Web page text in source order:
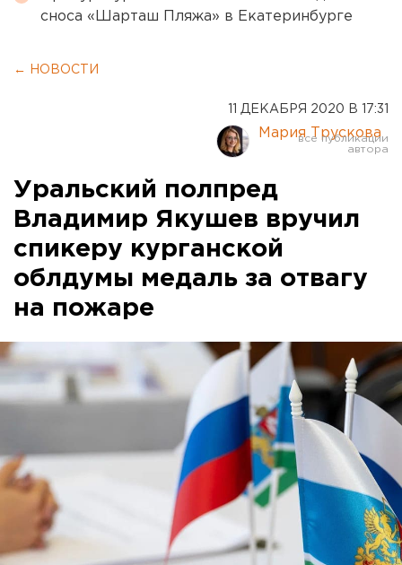
сноса «Шарташ Пляжа» в Екатеринбурге
← НОВОСТИ
11 ДЕКАБРЯ 2020 В 17:31
Мария Трускова
Уральский полпред
Владимир Якушев вручил
спикеру курганской
облдумы медаль за отвагу
на пожаре